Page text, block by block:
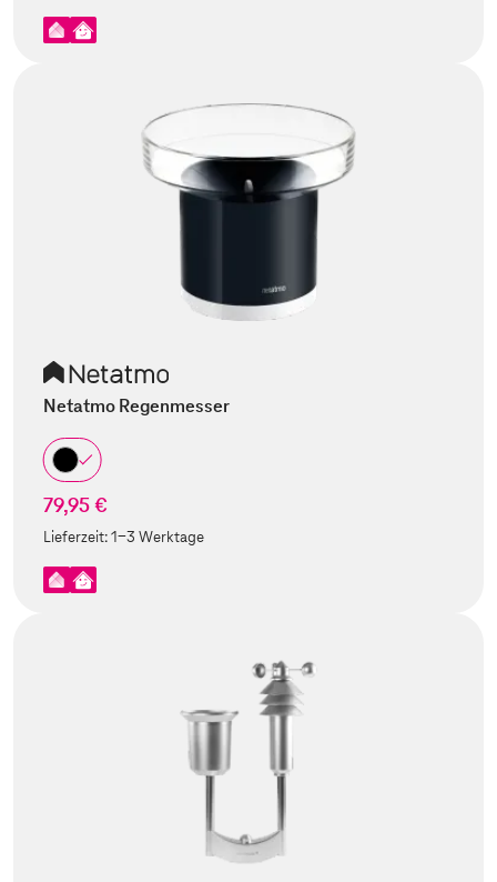
Netatmo Regenmesser
79,95 €
Lieferzeit:1-3 Werktage